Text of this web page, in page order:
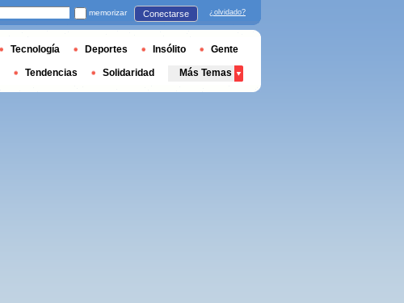
memorizar Conectarse ¿olvidado?
Tecnología Deportes Insólito Gente
Tendencias Solidaridad Más Temas